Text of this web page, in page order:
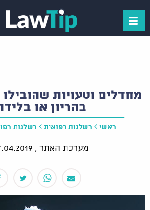
מחדלים וטעויות
בהריון או
ראשי רשלנות רפואית רשלנות
מערכת האתר ,